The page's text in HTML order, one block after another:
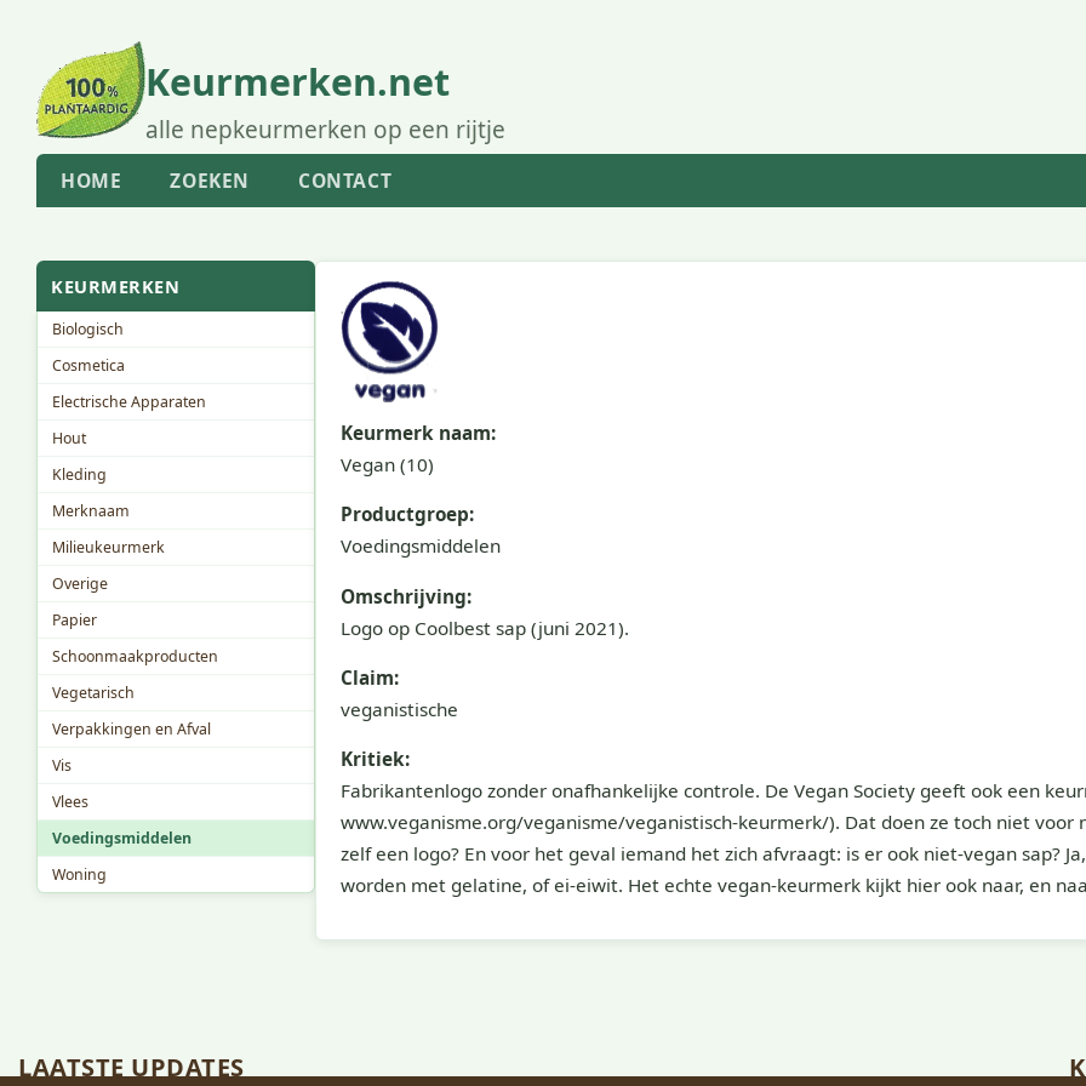
Keurmerken.net
alle nepkeurmerken op een rijtje
HOME ZOEKEN CONTACT
KEURMERKEN
Biologisch
Cosmetica
Electrische Apparaten
Hout
Kleding
Merknaam
Milieukeurmerk
Overige
Papier
Schoonmaakproducten
Vegetarisch
Verpakkingen en Afval
Vis
Vlees
Voedingsmiddelen
Woning
Keurmerk naam:
Vegan (10)
Productgroep:
Voedingsmiddelen
Omschrijving:
Logo op Coolbest sap (juni 2021).
Claim:
veganistische
Kritiek:
Fabrikantenlogo zonder onafhankelijke controle. De Vegan Society geeft ook een
www.veganisme.org/veganisme/veganistisch-keurmerk/). Dat doen ze toch niet voor
zelf een logo? En voor het geval iemand het zich afvraagt: is er ook niet-vegan sap?
worden met gelatine, of ei-eiwit. Het echte vegan-keurmerk kijkt hier ook naar, en
LAATSTE UPDATES